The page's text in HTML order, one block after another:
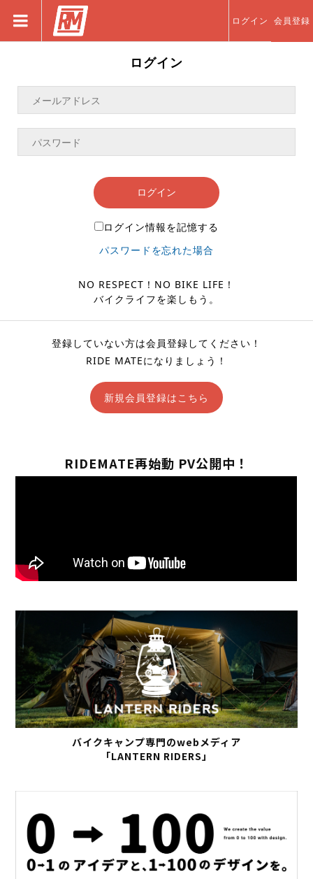
ログイン 会員登録
ログイン
ログイン
ログイン情報を記憶する
パスワードを忘れた場合
NO RESPECT！NO BIKE LIFE！
バイクライフを楽しもう。
登録していない方は会員登録してください！
RIDE MATEになりましょう！
新規会員登録はこちら
RIDEMATE再始動 PV公開中！
バイクキャンプ専門のwebメディア
「LANTERN RIDERS」